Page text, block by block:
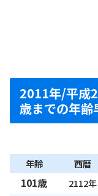
2011年/平成
歳までの年齢
年齢 西暦
101歳 2112年